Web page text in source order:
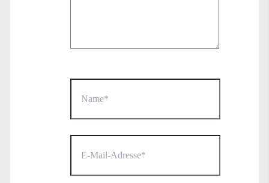
Mail-